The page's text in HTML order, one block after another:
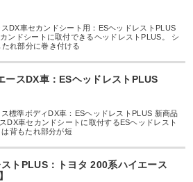
DX車セカンドシート用：ESヘッドレストPLUS
ンドシートに取付できるヘッドレストPLUS。 シ
れ部分に巻き付ける
ースDX車：ESヘッドレストPLUS
標準ボディDX車：ESヘッドレストPLUS 新商品
DX車セカンドシートに取付するESヘッドレスト
背もたれ部分が短
トPLUS：トヨタ 200系ハイエース